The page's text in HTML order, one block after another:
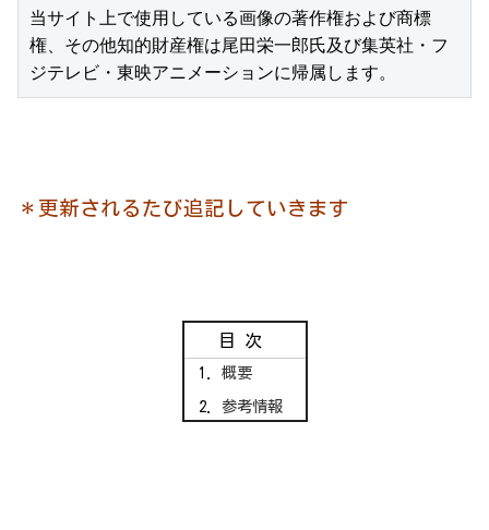
当サイト上で使用している画像の著作権および商標
権、その他知的財産権は尾田栄一郎氏及び集英社・フ
ジテレビ・東映アニメーションに帰属します。
＊更新されるたび追記していきます
目次
概要
参考情報